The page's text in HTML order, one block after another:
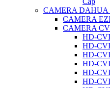
CAMERA DAHUA
CAMERA
CAMERA
HD-CVI
HD-CVI
HD-CVI
HD-CVI
HD-CVI
HD-CVI